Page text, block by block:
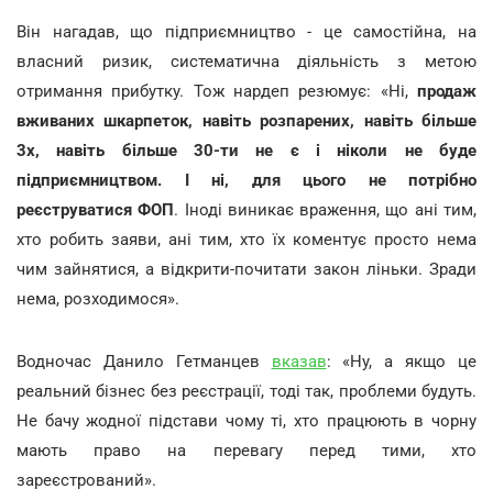
Він нагадав, що підприємництво - це самостійна, на
власний ризик, систематична діяльність з метою
отримання прибутку. Тож нардеп резюмує: «Ні, продаж
вживаних шкарпеток, навіть розпарених, навіть більше
3х, навіть більше 30-ти не є і ніколи не буде
підприємництвом. І ні, для цього не потрібно
реєструватися ФОП. Іноді виникає враження, що ані тим,
хто робить заяви, ані тим, хто їх коментує просто нема
чим зайнятися, а відкрити-почитати закон ліньки. Зради
нема, розходимося».
Водночас Данило Гетманцев вказав: «Ну, а якщо це
реальний бізнес без реєстрації, тоді так, проблеми будуть.
Не бачу жодної підстави чому ті, хто працюють в чорну
мають право на перевагу перед тими, хто
зареєстрований».